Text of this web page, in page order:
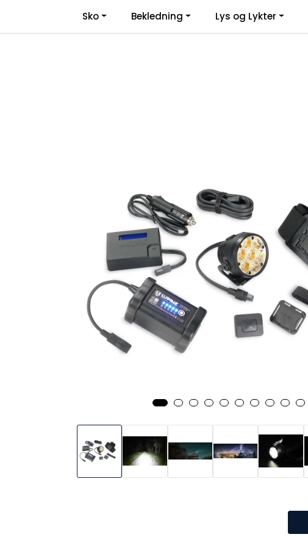
Sko Bekledning Lys og Lykter